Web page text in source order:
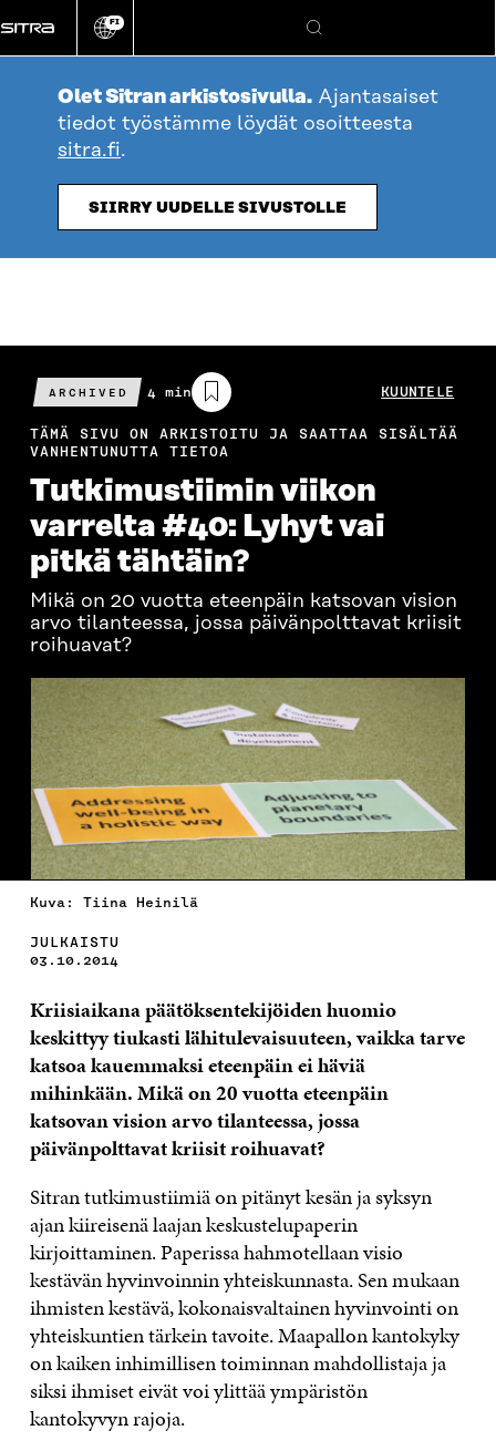
suoraan
sisältöön
Vaihda
kieli
FI
Hae
Olet Sitran arkistosivulla. Ajantasaiset
tiedot työstämme löydät osoitteesta
sitra.fi.
SIIRRY UUDELLE SIVUSTOLLE
ARCHIVED
Arvioitu
lukuaika
4 min KUUNTELE
TÄMÄ SIVU ON ARKISTOITU JA SAATTAA SISÄLTÄÄ
VANHENTUNUTTA TIETOA
Tutkimustiimin viikon
varrelta #40: Lyhyt vai
pitkä tähtäin?
Mikä on 20 vuotta eteenpäin katsovan vision
arvo tilanteessa, jossa päivänpolttavat kriisit
roihuavat?
Kuva: Tiina Heinilä
JULKAISTU
03.10.2014
Kriisiaikana päätöksentekijöiden huomio
keskittyy tiukasti lähitulevaisuuteen, vaikka tarve
katsoa kauemmaksi eteenpäin ei häviä
mihinkään. Mikä on 20 vuotta eteenpäin
katsovan vision arvo tilanteessa, jossa
päivänpolttavat kriisit roihuavat?
Sitran tutkimustiimiä on pitänyt kesän ja syksyn
ajan kiireisenä laajan keskustelupaperin
kirjoittaminen. Paperissa hahmotellaan visio
kestävän hyvinvoinnin yhteiskunnasta. Sen mukaan
ihmisten kestävä, kokonaisvaltainen hyvinvointi on
yhteiskuntien tärkein tavoite. Maapallon kantokyky
on kaiken inhimillisen toiminnan mahdollistaja ja
siksi ihmiset eivät voi ylittää ympäristön
kantokyvyn rajoja.